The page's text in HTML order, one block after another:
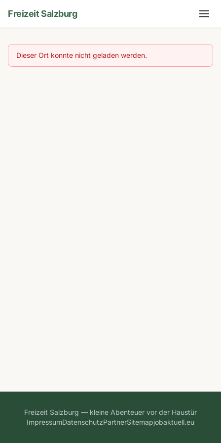
Freizeit Salzburg
Dieser Ort konnte nicht geladen werden.
Freizeit Salzburg — kleine Abenteuer vor der Haustür
ImpressumDatenschutzPartnerSitemapjobaktuell.eu